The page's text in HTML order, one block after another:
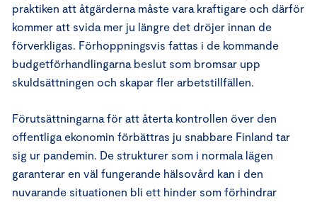
praktiken att åtgärderna måste vara kraftigare och därför
kommer att svida mer ju längre det dröjer innan de
förverkligas. Förhoppningsvis fattas i de kommande
budgetförhandlingarna beslut som bromsar upp
skuldsättningen och skapar fler arbetstillfällen.
Förutsättningarna för att återta kontrollen över den
offentliga ekonomin förbättras ju snabbare Finland tar
sig ur pandemin. De strukturer som i normala lägen
garanterar en väl fungerande hälsovård kan i den
nuvarande situationen bli ett hinder som förhindrar